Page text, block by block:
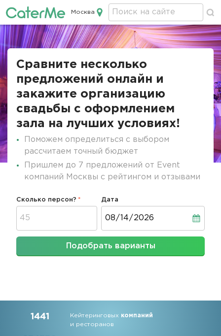
Кейтеринг в Москве
Москва
Строка
Сравните несколько
предложений онлайн и
закажите организацию
свадьбы с оформлением
зала на лучших условиях!
Поможем определиться с выбором
рассчитаем точный бюджет
Пришлем до 7 предложений от Event
компаний Москвы с рейтингом и отзывами
Сколько персон? Дата
Подобрать варианты
1441 Кейтеринговых компаний
и ресторанов